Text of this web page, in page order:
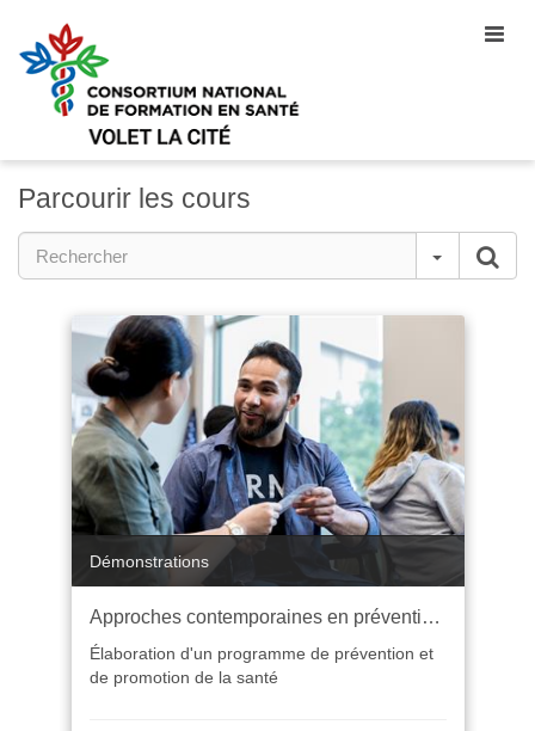
Toggle
Parcourir les cours
Rechercher
Catégorie
Démonstrations
Approches contemporaines en prévention et promotion de la santé
Élaboration d'un programme de prévention et
de promotion de la santé